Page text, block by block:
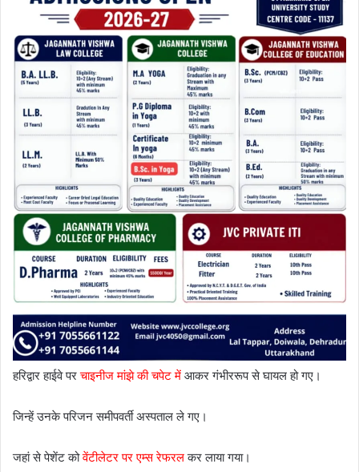
हरिद्वार हाईवे परचाइनीज मांझे की चपेट में आकर गंभीररूप से घायल हो गए।
जिन्हें उनके परिजन समीपवर्ती अस्पताल ले गए।
जहां से पेशेंट कोवेंटीलेटर पर एम्स रेफरलकर लाया गया।